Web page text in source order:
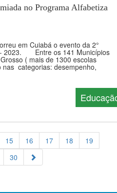
no Programa Alfabetiza
em Cuiabá o evento da 2°
- 2023. Entre os 141 Municípios
( mais de 1300 escolas
categorias: desempenho,
15 16 17 18
19
30